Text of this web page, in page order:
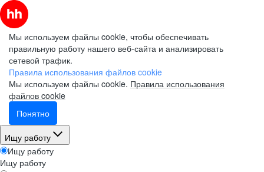
Мы используем файлы cookie, чтобы обеспечивать
правильную работу нашего веб-сайта и анализировать
сетевой трафик.
Правила использования файлов cookie
Мы используем файлы cookie. Правила использования
файлов cookie
Понятно
Ищу работу
Ищу работу
Ищу работу